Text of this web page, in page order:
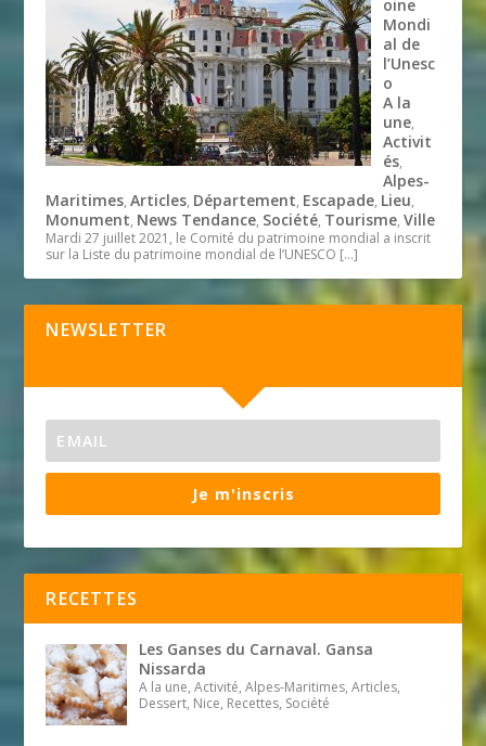
oine
Mondi
al de
l’Unesc
o
A la
une,
Activit
és,
Alpes-
Maritimes,Articles, Département, Escapade, Lieu,
Monument, News Tendance, Société, Tourisme,Ville
Mardi 27 juillet 2021, le Comité du patrimoine mondial a inscrit
sur la Liste du patrimoine mondial de l’UNESCO […]
NEWSLETTER
Je m'inscris
RECETTES
Les Ganses du Carnaval. Gansa
Nissarda
A la une, Activité, Alpes-Maritimes, Articles,
Dessert, Nice, Recettes, Société